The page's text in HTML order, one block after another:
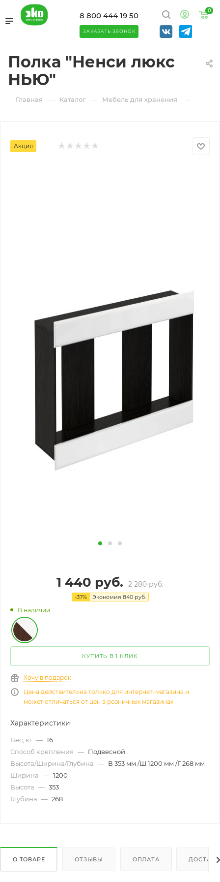
0
8 800 444 19 50
ЗАКАЗАТЬ ЗВОНОК
Полка "Ненси люкс
НЬЮ"
Главная — Каталог — Мебель для хранения —
Акция
1 440 руб. 2 280руб.
-37% Экономия 840руб.
В наличии
КУПИТЬ В 1 КЛИК
Хочу в подарок
Цена действительна только для интернет-магазина и
может отличаться от цен в розничных магазинах
Характеристики
Вес, кг — 16
Способ крепления — Подвесной
Высота/Ширина/Глубина — В 353 мм /Ш 1200 мм /Г 268 мм
Ширина — 1200
Высота — 353
Глубина — 268
О ТОВАРЕ ОТЗЫВЫ ОПЛАТА